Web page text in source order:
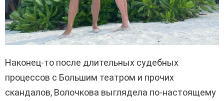
Наконец-то после длительных судебных
процессов с Большим театром и прочих
скандалов, Волочкова выглядела по-настоящему